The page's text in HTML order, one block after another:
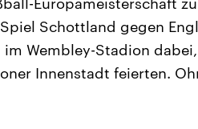
Schottland gegen
Wembley-Stadion
Innenstadt feierten.